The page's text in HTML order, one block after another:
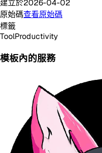
建立於2026-04-02
原始碼查看原始碼
標籤
ToolProductivity
模板內的服務